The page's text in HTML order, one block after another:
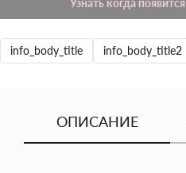
Узнать когда появится
info_body_title info_body_title2
ОПИСАНИЕ